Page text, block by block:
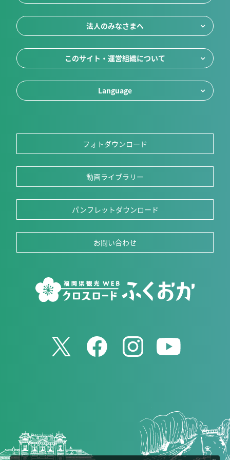
法人のみなさまへ
このサイト・運営組織について
Language
フォトダウンロード
動画ライブラリー
パンフレットダウンロード
お問い合わせ